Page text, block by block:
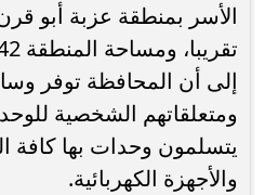
إلى أن المحافظة توفر
ومتعلقاتهم الشخصية
يتسلمون وحدات بها كافة
والأجهزة الكهربائية.